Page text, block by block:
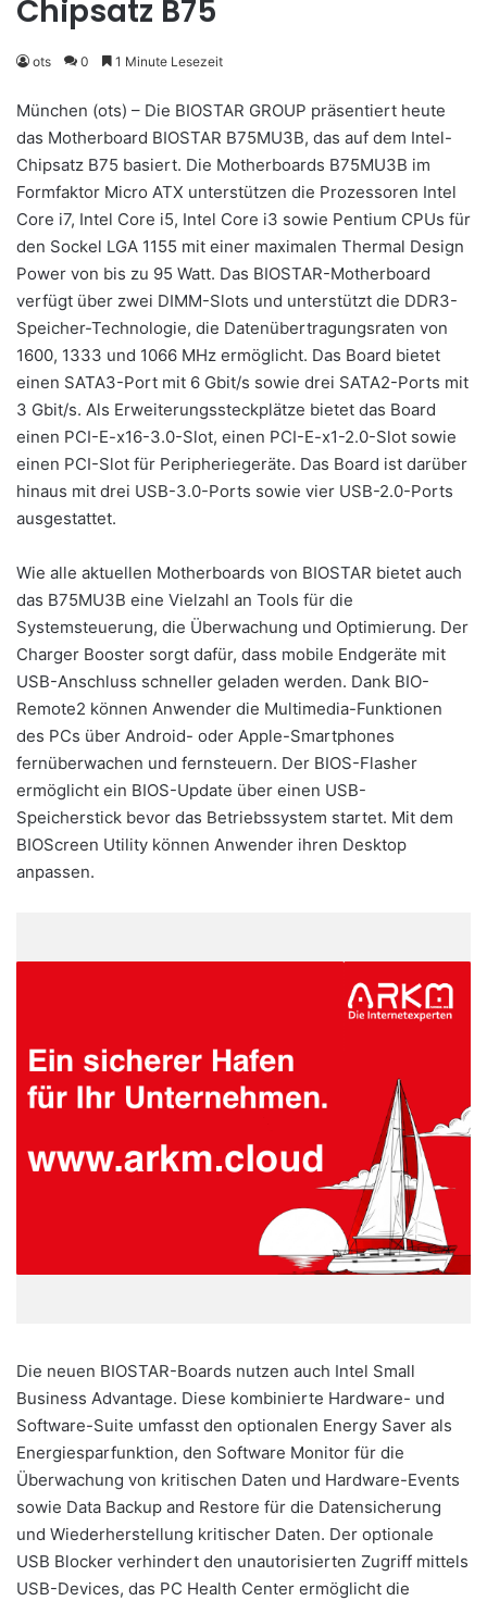
Chipsatz B75
ots 0 1 Minute Lesezeit
München (ots) – Die BIOSTAR GROUP präsentiert heute
das Motherboard BIOSTAR B75MU3B, das auf dem Intel-
Chipsatz B75 basiert. Die Motherboards B75MU3B im
Formfaktor Micro ATX unterstützen die Prozessoren Intel
Core i7, Intel Core i5, Intel Core i3 sowie Pentium CPUs für
den Sockel LGA 1155 mit einer maximalen Thermal Design
Power von bis zu 95 Watt. Das BIOSTAR-Motherboard
verfügt über zwei DIMM-Slots und unterstützt die DDR3-
Speicher-Technologie, die Datenübertragungsraten von
1600, 1333 und 1066 MHz ermöglicht. Das Board bietet
einen SATA3-Port mit 6 Gbit/s sowie drei SATA2-Ports mit
3 Gbit/s. Als Erweiterungssteckplätze bietet das Board
einen PCI-E-x16-3.0-Slot, einen PCI-E-x1-2.0-Slot sowie
einen PCI-Slot für Peripheriegeräte. Das Board ist darüber
hinaus mit drei USB-3.0-Ports sowie vier USB-2.0-Ports
ausgestattet.
Wie alle aktuellen Motherboards von BIOSTAR bietet auch
das B75MU3B eine Vielzahl an Tools für die
Systemsteuerung, die Überwachung und Optimierung. Der
Charger Booster sorgt dafür, dass mobile Endgeräte mit
USB-Anschluss schneller geladen werden. Dank BIO-
Remote2 können Anwender die Multimedia-Funktionen
des PCs über Android- oder Apple-Smartphones
fernüberwachen und fernsteuern. Der BIOS-Flasher
ermöglicht ein BIOS-Update über einen USB-
Speicherstick bevor das Betriebssystem startet. Mit dem
BIOScreen Utility können Anwender ihren Desktop
anpassen.
Die neuen BIOSTAR-Boards nutzen auch Intel Small
Business Advantage. Diese kombinierte Hardware- und
Software-Suite umfasst den optionalen Energy Saver als
Energiesparfunktion, den Software Monitor für die
Überwachung von kritischen Daten und Hardware-Events
sowie Data Backup and Restore für die Datensicherung
und Wiederherstellung kritischer Daten. Der optionale
USB Blocker verhindert den unautorisierten Zugriff mittels
USB-Devices, das PC Health Center ermöglicht die